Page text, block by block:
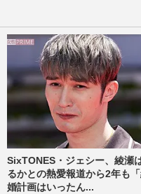
SixTONES・ジェシー、綾瀬
るかとの熱愛報道から2年も
婚計画はいったん...